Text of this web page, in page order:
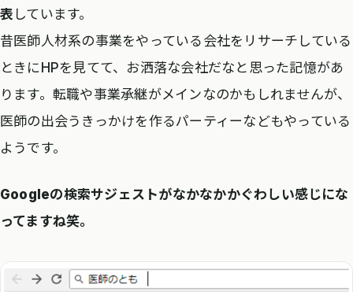
表 しています。
昔医師人材系の事業をやっている会社をリサーチしている
ときにHPを見てて、お洒落な会社だなと思った記憶があ
ります。転職や事業承継がメインなのかもしれませんが、
医師の出会うきっかけを作るパーティーなどもやっている
ようです。
Googleの検索サジェストがなかなかかぐわしい感じにな
ってますね笑。